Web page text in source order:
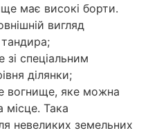
має високі борти.
вигляд
спеціальним
ділянки;
вогнище, яке можна
місце. Така
невеликих земельних